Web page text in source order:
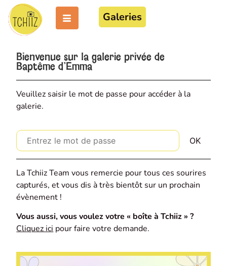
Galeries
Bienvenue sur la galerie privée de
Baptême d'Emma
Veuillez saisir le mot de passe pour accéder à la
galerie.
La Tchiiz Team vous remercie pour tous ces sourires
capturés, et vous dis à très bientôt sur un prochain
évènement !
Vous aussi, vous voulez votre « boîte à Tchiiz » ?
Cliquez ici pour faire votre demande.